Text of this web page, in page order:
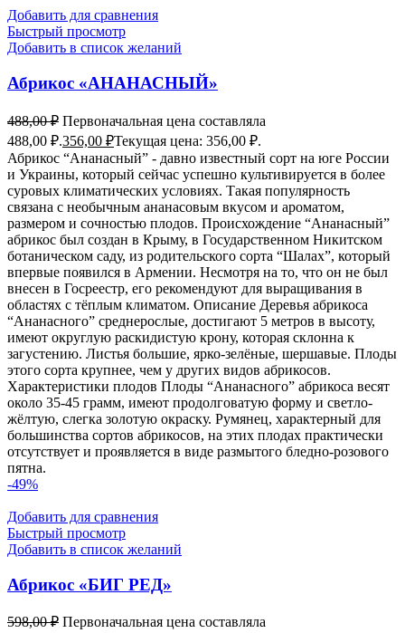
Добавить для сравнения
Быстрый просмотр
Добавить в список желаний
Абрикос «АНАНАСНЫЙ»
488,00₽ Первоначальная цена составляла
488,00 ₽.356,00 ₽Текущая цена: 356,00 ₽.
Абрикос “Ананасный” - давно известный сорт на юге России
и Украины, который сейчас успешно культивируется в более
суровых климатических условиях. Такая популярность
связана с необычным ананасовым вкусом и ароматом,
размером и сочностью плодов. Происхождение “Ананасный”
абрикос был создан в Крыму, в Государственном Никитском
ботаническом саду, из родительского сорта “Шалах”, который
впервые появился в Армении. Несмотря на то, что он не был
внесен в Госреестр, его рекомендуют для выращивания в
областях с тёплым климатом. Описание Деревья абрикоса
“Ананасного” среднерослые, достигают 5 метров в высоту,
имеют округлую раскидистую крону, которая склонна к
загустению. Листья большие, ярко-зелёные, шершавые. Плоды
этого сорта крупнее, чем у других видов абрикосов.
Характеристики плодов Плоды “Ананасного” абрикоса весят
около 35-45 грамм, имеют продолговатую форму и светло-
жёлтую, слегка золотую окраску. Румянец, характерный для
большинства сортов абрикосов, на этих плодах практически
отсутствует и проявляется в виде размытого бледно-розового
пятна.
-49%
Добавить для сравнения
Быстрый просмотр
Добавить в список желаний
Абрикос «БИГ РЕД»
598,00₽ Первоначальная цена составляла